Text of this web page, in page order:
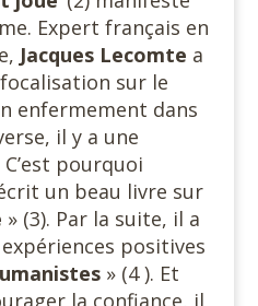
Expert français en
Jacques Lecomte a
sur le
enfermement dans
il y a une
pourquoi
un beau livre sur
» (3). Par la suite, il a
positives
» (4 ). Et
la confiance, il